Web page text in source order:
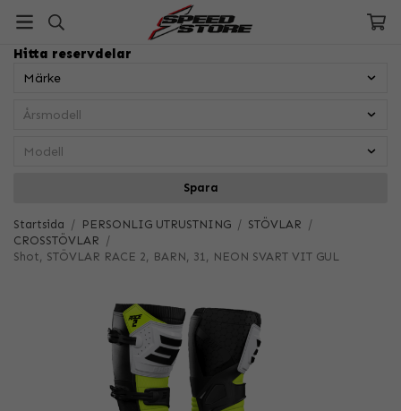
Hitta reservdelar
Spara
Startsida / PERSONLIG UTRUSTNING / STÖVLAR /
CROSSTÖVLAR /
Shot, STÖVLAR RACE 2, BARN, 31, NEON SVART VIT GUL